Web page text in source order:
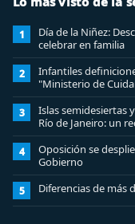
1
Día de la Niñez:
celebrar en familia
2
Infantiles
"Ministerio de
3
Islas semidesiertas
Río de Janeiro: un
4
Oposición se
Gobierno
5 Diferencias de más